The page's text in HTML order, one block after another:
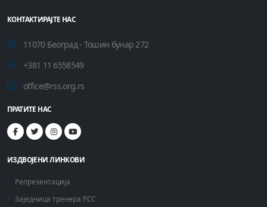
КОНТАКТИРАЈТЕ НАС
11070 Београд - Тошин бунар 272
+381 11 6558549
office@rss.org.rs
ПРАТИТЕ НАС
ИЗДВОЈЕНИ ЛИНКОВИ
Репрезентација
Заједница тренера РСС